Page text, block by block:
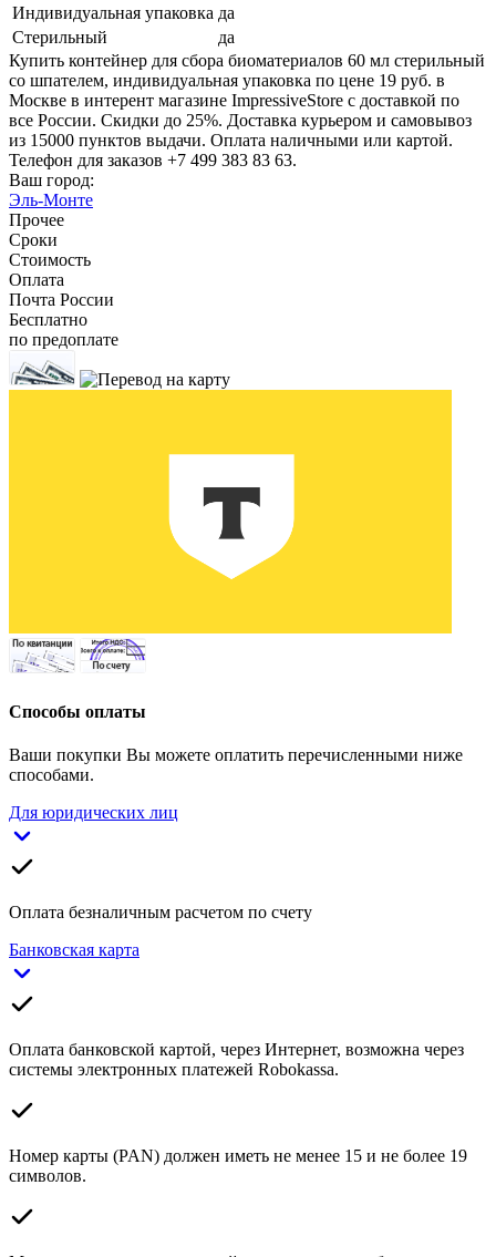
Индивидуальная упаковка да
Стерильный
да
Купить контейнер для сбора биоматериалов 60 мл стерильный
со шпателем, индивидуальная упаковка по цене 19 руб. в
Москве в интерент магазине ImpressiveStore с доставкой по
все России. Скидки до 25%. Доставка курьером и самовывоз
из 15000 пунктов выдачи. Оплата наличными или картой.
Телефон для заказов +7 499 383 83 63.
Ваш город:
Эль-Монте
Прочее
Сроки
Стоимость
Оплата
Почта России
Бесплатно
по предоплате
Способы оплаты
Ваши покупки Вы можете оплатить перечисленными ниже
способами.
Для юридических лиц
Оплата безналичным расчетом по счету
Банковская карта
Оплата банковской картой, через Интернет, возможна через
системы электронных платежей Robokassa.
Номер карты (PAN) должен иметь не менее 15 и не более 19
символов.